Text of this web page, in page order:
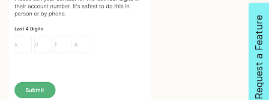
Request a Feature